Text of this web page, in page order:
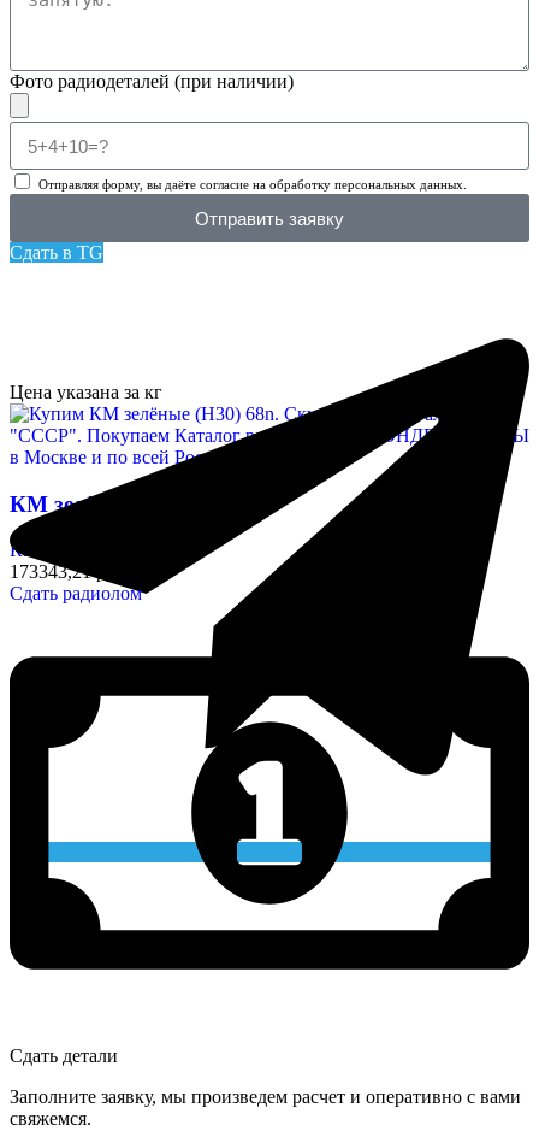
Фото радиодеталей (при наличии)
Отправляя форму, вы даёте согласие на обработку персональных данных.
Отправить заявку
Сдать в TG
Цена указана за кг
КМ зелёные (Н30) 68n
Конденсаторы
173343,21 руб/кг
Сдать радиолом
Сдать детали
Заполните заявку, мы произведем расчет и оперативно с вами
свяжемся.